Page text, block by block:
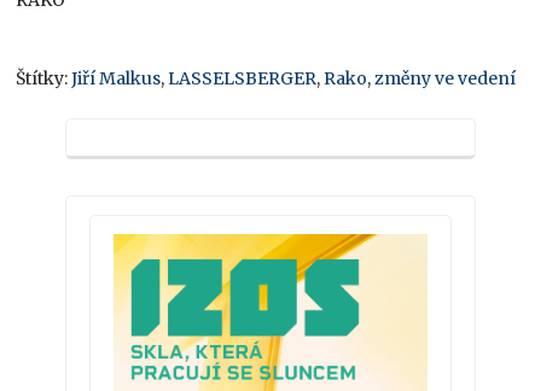
Štítky:Jiří Malkus,LASSELSBERGER, Rako, změny ve vedení